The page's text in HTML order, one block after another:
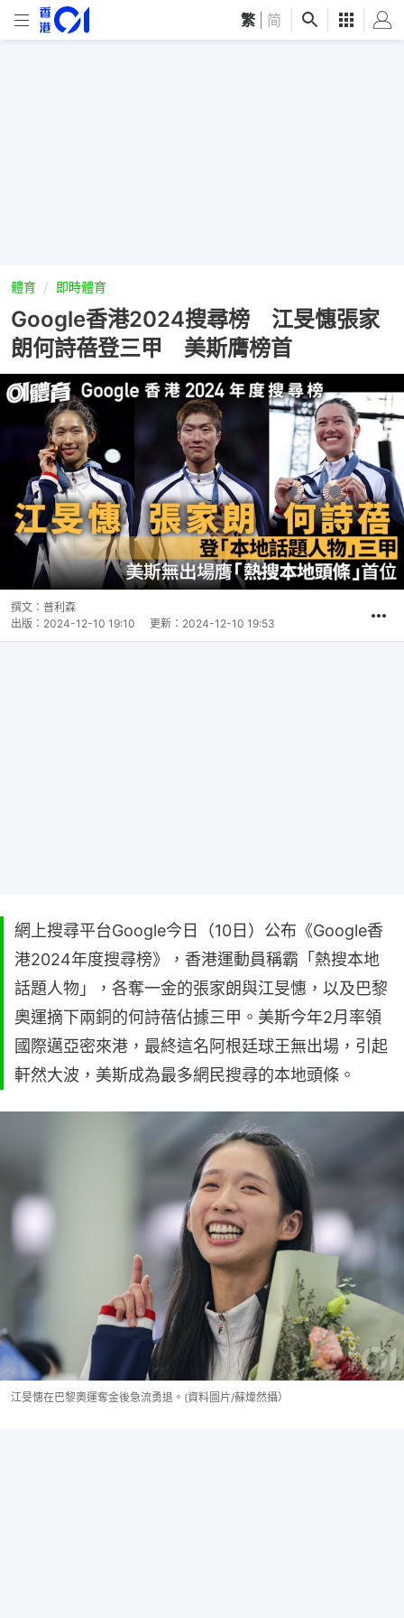
繁 简
體育 即時體育
Google香港2024搜尋榜 江旻憓張家
朗何詩蓓登三甲 美斯膺榜首
撰文： 普利森
出版： 2024-12-10 19:10 更新： 2024-12-10 19:53
網上搜尋平台Google今日（10日）公布《Google香
港2024年度搜尋榜》，香港運動員稱霸「熱搜本地
話題人物」，各奪一金的張家朗與江旻憓，以及巴黎
奧運摘下兩銅的何詩蓓佔據三甲。美斯今年2月率領
國際邁亞密來港，最終這名阿根廷球王無出場，引起
軒然大波，美斯成為最多網民搜尋的本地頭條。
江旻憓在巴黎奧運奪金後急流勇退。(資料圖片/蘇煒然攝）